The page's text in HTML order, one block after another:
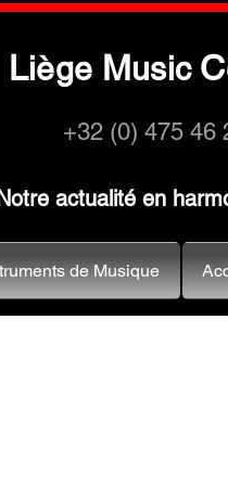
Liège Music C
+32 (0) 475 46
actualité en
de Musique